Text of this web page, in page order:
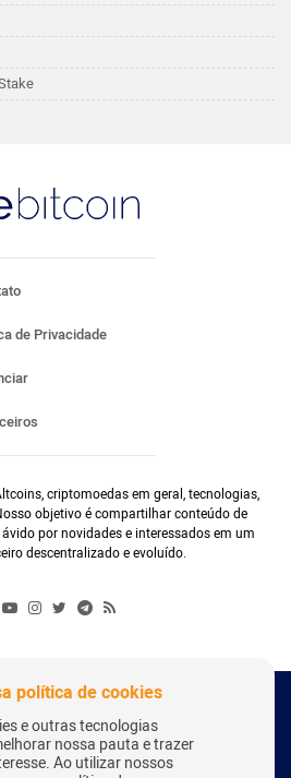
de Privacidade
criptomoedas em geral, tecnologias,
objetivo é compartilhar conteúdo de
por novidades e interessados em um
descentralizado e evoluído.
2018 - Todos os Direitos Reservados
política de cookies
e outras tecnologias
nossa pauta e trazer
Ao utilizar nossos